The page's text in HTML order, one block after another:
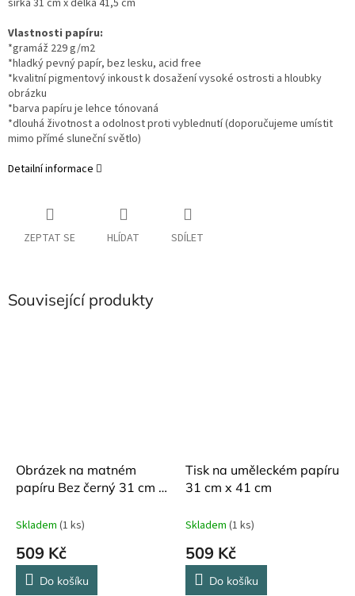
šířka 31 cm x délka 41,5 cm
Vlastnosti papíru:
*gramáž 229 g/m2
*hladký pevný papír, bez lesku, acid free
*kvalitní pigmentový inkoust k dosažení vysoké ostrosti a hloubky
obrázku
*barva papíru je lehce tónovaná
*dlouhá životnost a odolnost proti vyblednutí (doporučujeme umístit
mimo přímé sluneční světlo)
Detailní informace
ZEPTAT SE HLÍDAT SDÍLET
Související produkty
Obrázek na matném
papíru Bez černý 31 cm x
Skladem (1 ks)
509 Kč
Do košíku
Tisk na uměleckém papíru
31 cm x 41 cm
Skladem (1 ks)
509 Kč
Do košíku